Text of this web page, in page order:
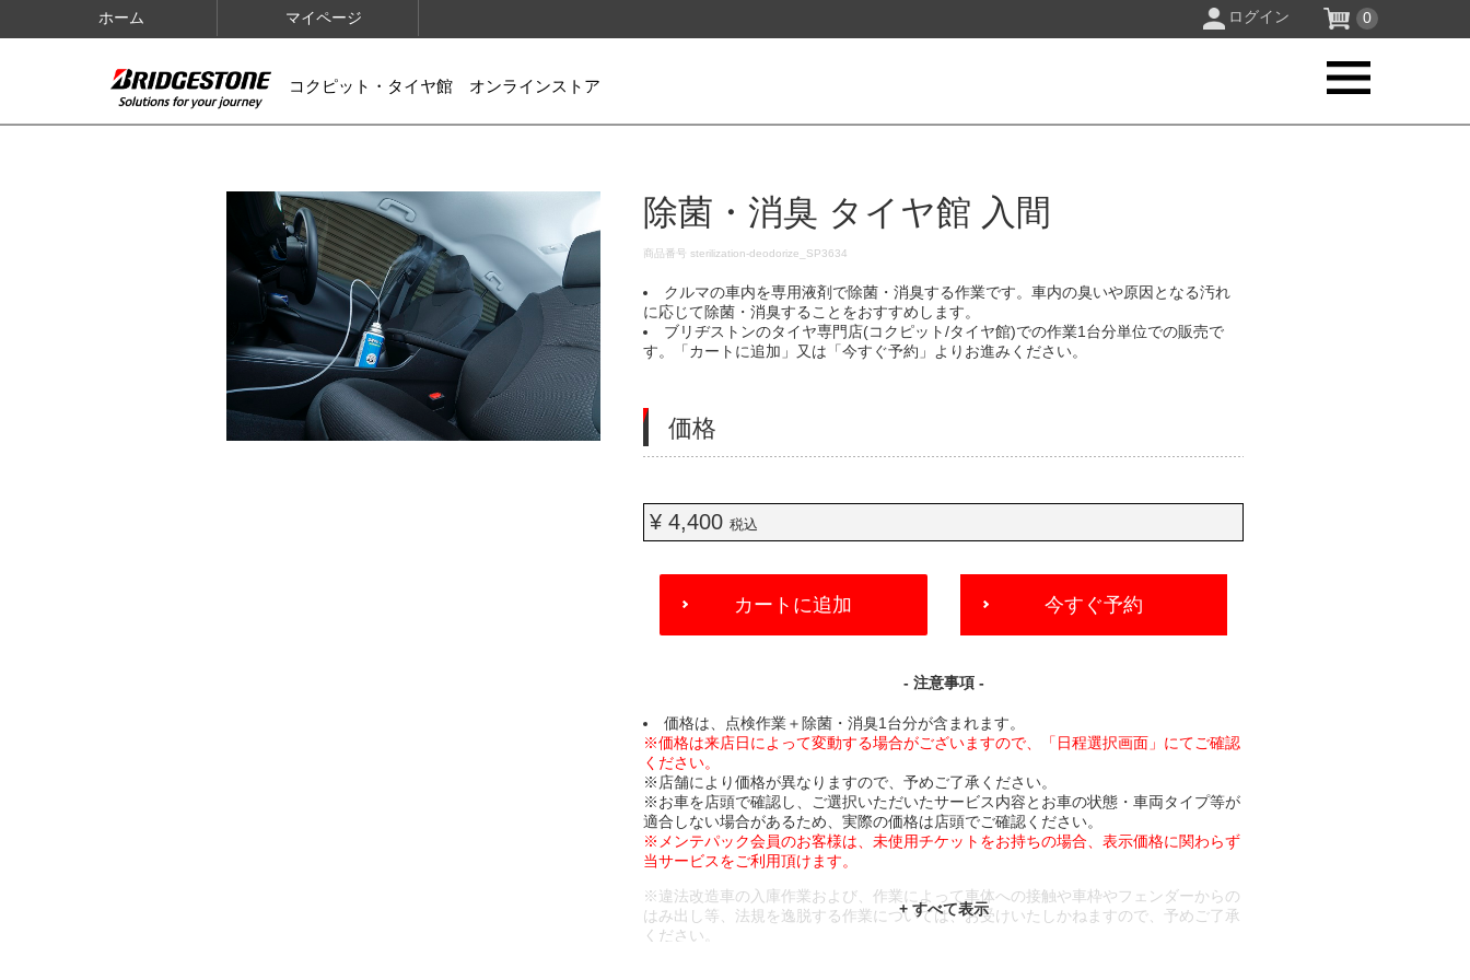
ホーム マイページ ログイン 0
コクピット・タイヤ館 オンラインストア
IMAGES 除菌・消臭 タイヤ館 入間
DETAILS
商品番号 sterilization-deodorize_SP3634
クルマの車内を専用液剤で除菌・消臭する作業です。車内の臭いや原因となる汚れ
に応じて除菌・消臭することをおすすめします。
ブリヂストンのタイヤ専門店(コクピット/タイヤ館)での作業1台分単位での販売で
す。「カートに追加」又は「今すぐ予約」よりお進みください。
価格
¥ 4,400税込
ADD
CART
カートに追加 今すぐ予約
- 注意事項 -
価格は、点検作業＋除菌・消臭1台分が含まれます。
※価格は来店日によって変動する場合がございますので、「日程選択画面」にてご確認
ください。
※店舗により価格が異なりますので、予めご了承ください。
※お車を店頭で確認し、ご選択いただいたサービス内容とお車の状態・車両タイプ等が
適合しない場合があるため、実際の価格は店頭でご確認ください。
※メンテパック会員のお客様は、未使用チケットをお持ちの場合、表示価格に関わらず
当サービスをご利用頂けます。
※違法改造車の入庫作業および、作業によって車体への接触や車枠やフェンダーからの
はみ出し等、法規を逸脱する作業については、お受けいたしかねますので、予めご了承
ください。